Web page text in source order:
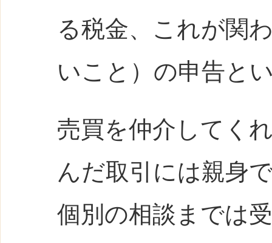
る税金、これが関
いこと）の申告と
売買を仲介してく
んだ取引には親身
個別の相談までは